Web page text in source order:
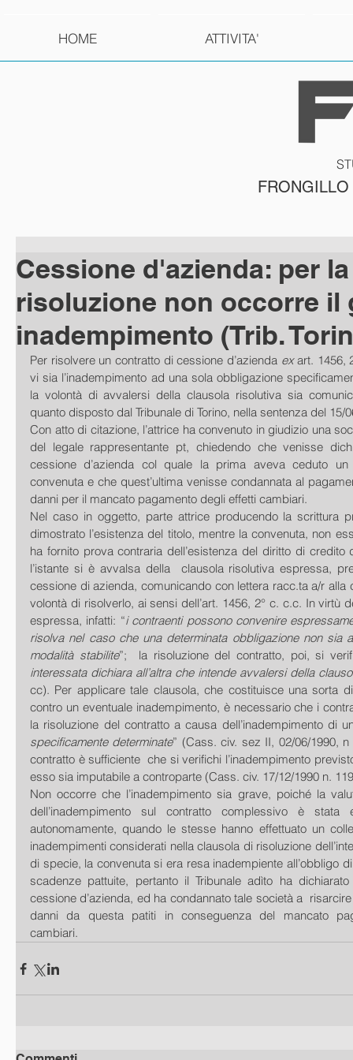
HOME ATTIVITA'
Cessione d'azienda: per la
risoluzione non occorre il
inadempimento (Trib.
Per risolvere un contratto di cessione d’azienda ex art. 1456,
vi sia l’inadempimento ad una sola obbligazione
la volontà di avvalersi della clausola risolutiva sia
quanto disposto dal Tribunale di Torino, nella sentenza del 15/
Con atto di citazione, l’attrice ha convenuto in giudizio una
del legale rappresentante pt, chiedendo che venisse
cessione d’azienda col quale la prima aveva ceduto un
convenuta e che quest’ultima venisse condannata al
danni per il mancato pagamento degli effetti cambiari.
Nel caso in oggetto, parte attrice producendo la scrittura
dimostrato l’esistenza del titolo, mentre la convenuta, non
ha fornito prova contraria dell’esistenza del diritto di credito
l’istante si è avvalsa della  clausola risolutiva espressa,
cessione di azienda, comunicando con lettera racc.ta a/r alla
volontà di risolverlo, ai sensi dell’art. 1456, 2° c. c.c. In virtù
espressa, infatti: “i contraenti possono convenire
risolva nel caso che una determinata obbligazione non sia
modalità stabilite”;  la risoluzione del contratto, poi, si
interessata dichiara all’altra che intende avvalersi della
cc). Per applicare tale clausola, che costituisce una sorta
contro un eventuale inadempimento, è necessario che i
la risoluzione del contratto a causa dell’inadempimento di
specificamente determinate” (Cass. civ. sez II, 02/06/1990,
contratto è sufficiente  che si verifichi l’inadempimento
esso sia imputabile a controparte (Cass. civ. 17/12/1990 n.
Non occorre che l’inadempimento sia grave, poiché la
dell’inadempimento sul contratto complessivo è stata
autonomamente, quando le stesse hanno effettuato un
inadempimenti considerati nella clausola di risoluzione
di specie, la convenuta si era resa inadempiente all’obbligo
scadenze pattuite, pertanto il Tribunale adìto ha
cessione d’azienda, ed ha condannato tale società a
danni da questa patiti in conseguenza del mancato
cambiari.